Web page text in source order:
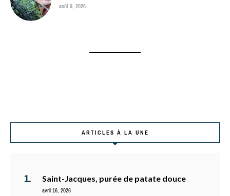
août 9, 2026
ARTICLES À LA UNE
Saint-Jacques, purée de patate douce
avril 16, 2026